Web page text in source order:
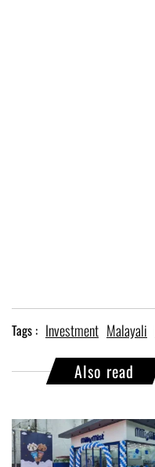
Tags : Investment Malayali
Also read